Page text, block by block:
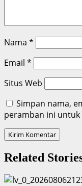
Nama *
Email *
Situs Web
Simpan nama,
peramban ini
Related